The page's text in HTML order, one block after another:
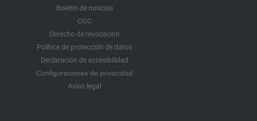
Boletín de noticias
CGC
Derecho de revocación
Política de protección de datos
Declaración de accesibilidad
Configuraciones de privacidad
Aviso legal